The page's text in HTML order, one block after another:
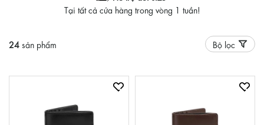
Tại tất cả cửa hàng trong vòng 1 tuần!
24 sản phẩm Bộ lọc